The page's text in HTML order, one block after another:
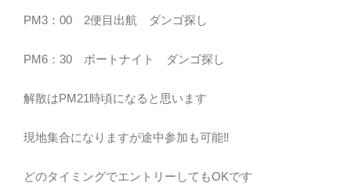
PM3：00 2便目出航 ダンゴ探し
PM6：30 ボートナイト ダンゴ探し
解散はPM21時頃になると思います
現地集合になりますが途中参加も可能‼
どのタイミングでエントリーしてもOKです